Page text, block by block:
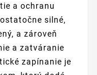
a ochranu
silné,
a zároveň
a zatváranie
zapínanie je